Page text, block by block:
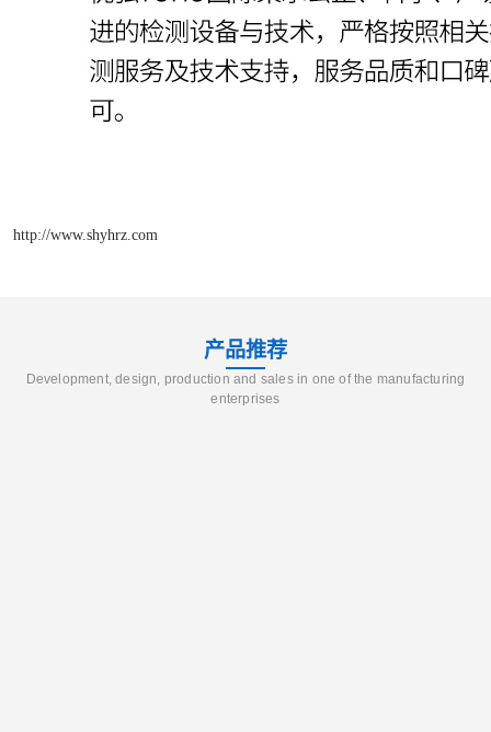
http://www.shyhrz.com
产品推荐
Development, design, production and sales in one of the manufacturing
enterprises